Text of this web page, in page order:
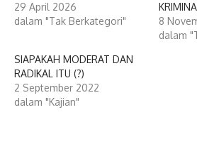
29 April 2026
dalam "Tak Berkategori"
8
dalam
SIAPAKAH MODERAT DAN
RADIKAL ITU (?)
2 September 2022
dalam "Kajian"